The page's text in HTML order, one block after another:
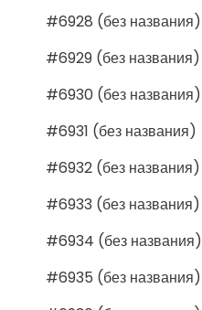
#6928 (без названия)
#6929 (без названия)
#6930 (без названия)
#6931 (без названия)
#6932 (без названия)
#6933 (без названия)
#6934 (без названия)
#6935 (без названия)